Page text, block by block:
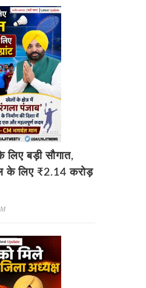
बड़ी सौगात,
के लिए ₹2.14 करोड़